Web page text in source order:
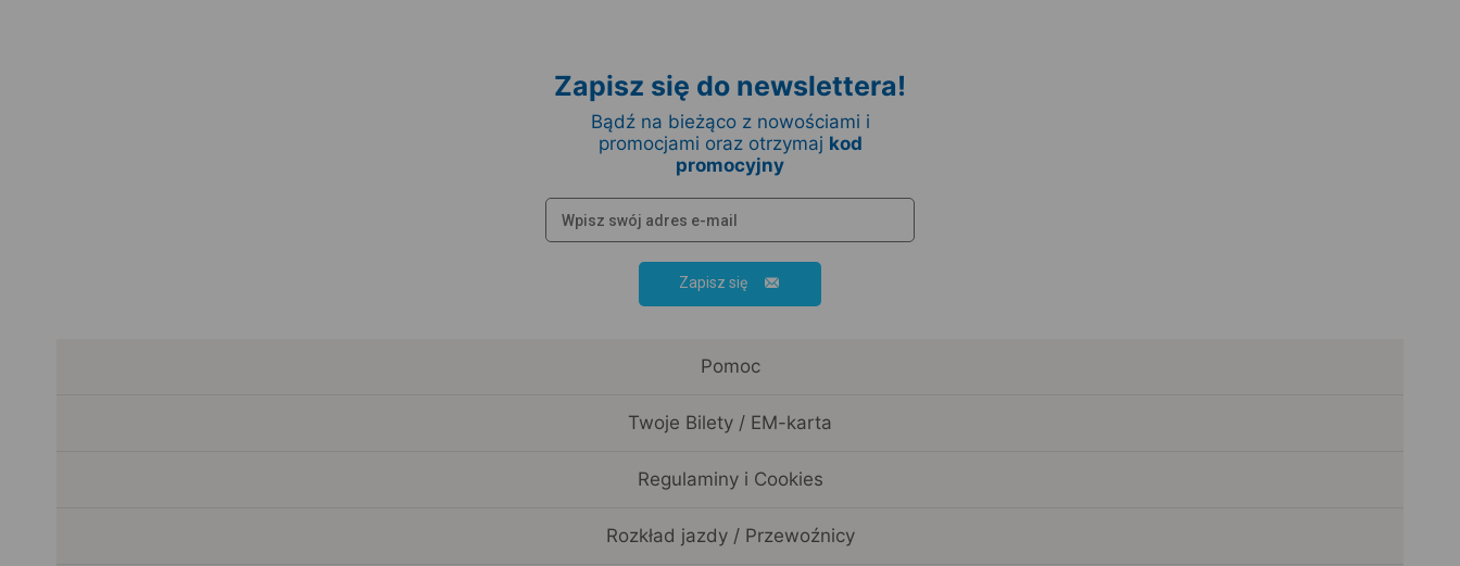
Zapisz się do newslettera!
Bądź na bieżąco z nowościami i
promocjami oraz otrzymaj kod
promocyjny
Zapisz się
Pomoc
Twoje Bilety / EM-karta
Regulaminy i Cookies
Rozkład jazdy / Przewoźnicy